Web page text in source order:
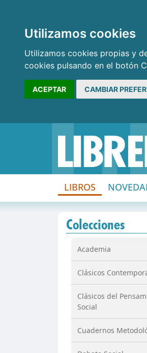
Utilizamos cookies
Utilizamos cookies propias y
cookies pulsando en el botón
ACEPTAR CAMBIAR
LIBROS
Colecciones
Academia
Clásicos
Clásicos del
Social
Cuadernos